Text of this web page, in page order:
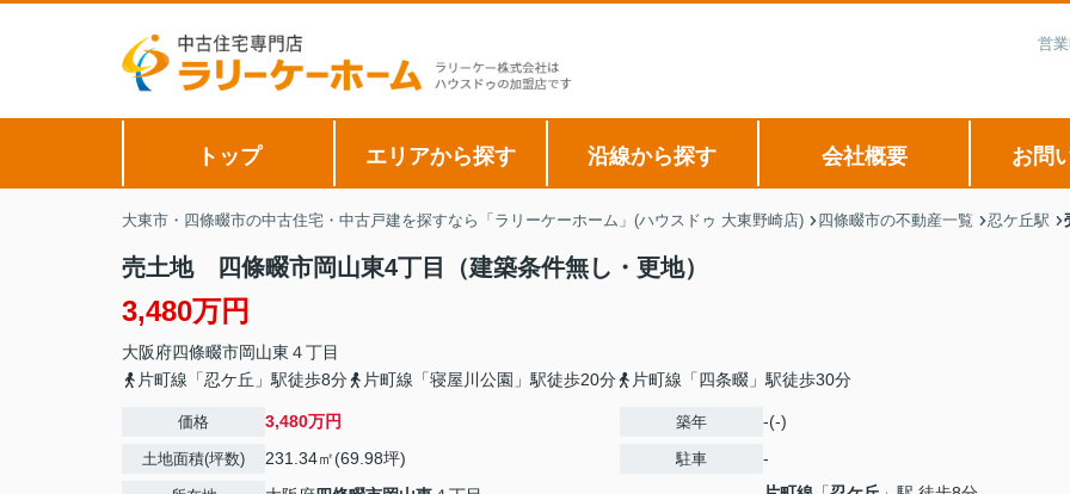
営
トップ エリアから探す 沿線から探す 会社概要 お問
大東市・四條畷市の中古住宅・中古戸建を探すなら「ラリーケーホーム」(ハウスドゥ 大東野崎店) 四條畷市の不動産一覧 忍ケ丘駅
売土地 四條畷市岡山東4丁目（建築条件無し・更地）
3,480万円
大阪府四條畷市岡山東 ４丁目
片町線「忍ケ丘」駅徒歩8分
片町線「寝屋川公園」駅徒歩20分 片町線「四条畷」駅徒歩30分
価格 3,480万円
土地面積(坪数) 231.34㎡(69.98坪)
築年 -(-)
駐車 -